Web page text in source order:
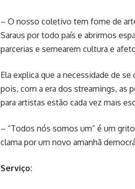
– O nosso coletivo tem fome de
Saraus por todo país e abrirmos
parcerias e semearem cultura e
Ela explica que a necessidade de
pois, com a era dos streamings, as
para artistas estão cada vez mais
– “Todos nós somos um” é um
clama por um novo amanhã
Serviço: